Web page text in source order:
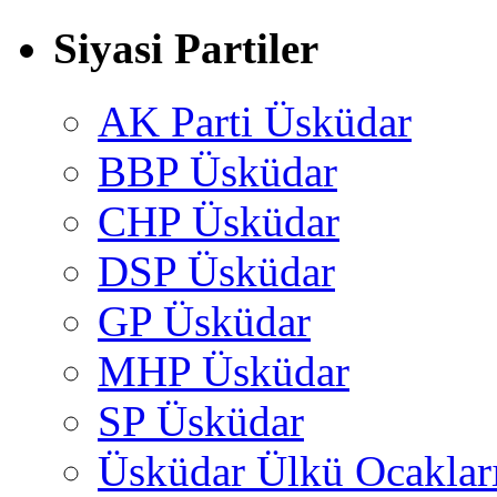
Siyasi Partiler
AK Parti Üsküdar
BBP Üsküdar
CHP Üsküdar
DSP Üsküdar
GP Üsküdar
MHP Üsküdar
SP Üsküdar
Üsküdar Ülkü